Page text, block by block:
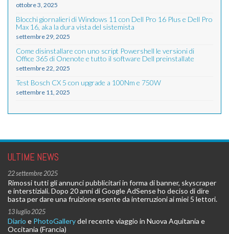
ottobre 3, 2025
Blocchi giornalieri di Windows 11 con Dell Pro 16 Plus e Dell Pro
Max 16, aka la dura vista del sistemista
settembre 29, 2025
Come disinstallare con uno script Powershell le versioni di
Office 365 di Onenote e tutto il software Dell preinstallate
settembre 22, 2025
Test Bosch CX 5 con upgrade a 100Nm e 750W
settembre 11, 2025
ULTIME NEWS
22 settembre 2025
Rimossi tutti gli annunci pubblicitari in forma di banner, skyscraper
e interstiziali. Dopo 20 anni di Google AdSense ho deciso di dire
basta per dare una fruizione esente da interruzioni ai miei 5 lettori.
13 luglio 2025
Diario e PhotoGallerydel recente viaggio in Nuova Aquitania e
Occitania (Francia)